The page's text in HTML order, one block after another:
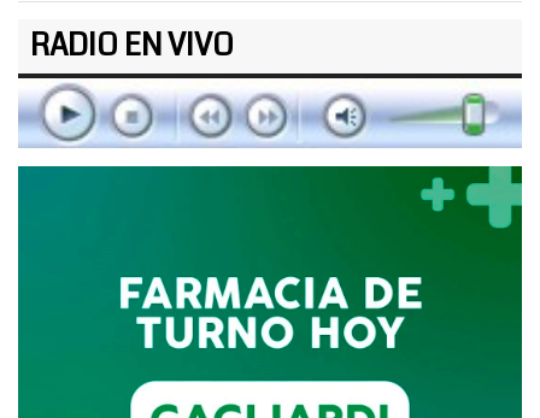
RADIO EN VIVO